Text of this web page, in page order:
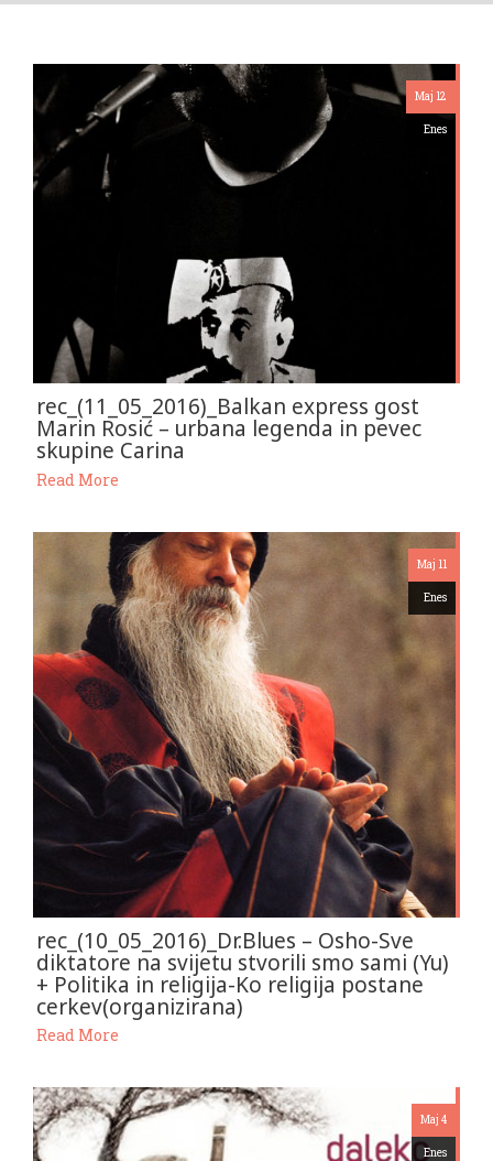
Maj 12
Enes
rec_(11_05_2016)_Balkan express gost
Marin Rosić – urbana legenda in pevec
skupine Carina
Read More
Maj 11
Enes
rec_(10_05_2016)_Dr.Blues – Osho-Sve
diktatore na svijetu stvorili smo sami (Yu)
+ Politika in religija-Ko religija postane
cerkev(organizirana)
Read More
Maj 4
Enes